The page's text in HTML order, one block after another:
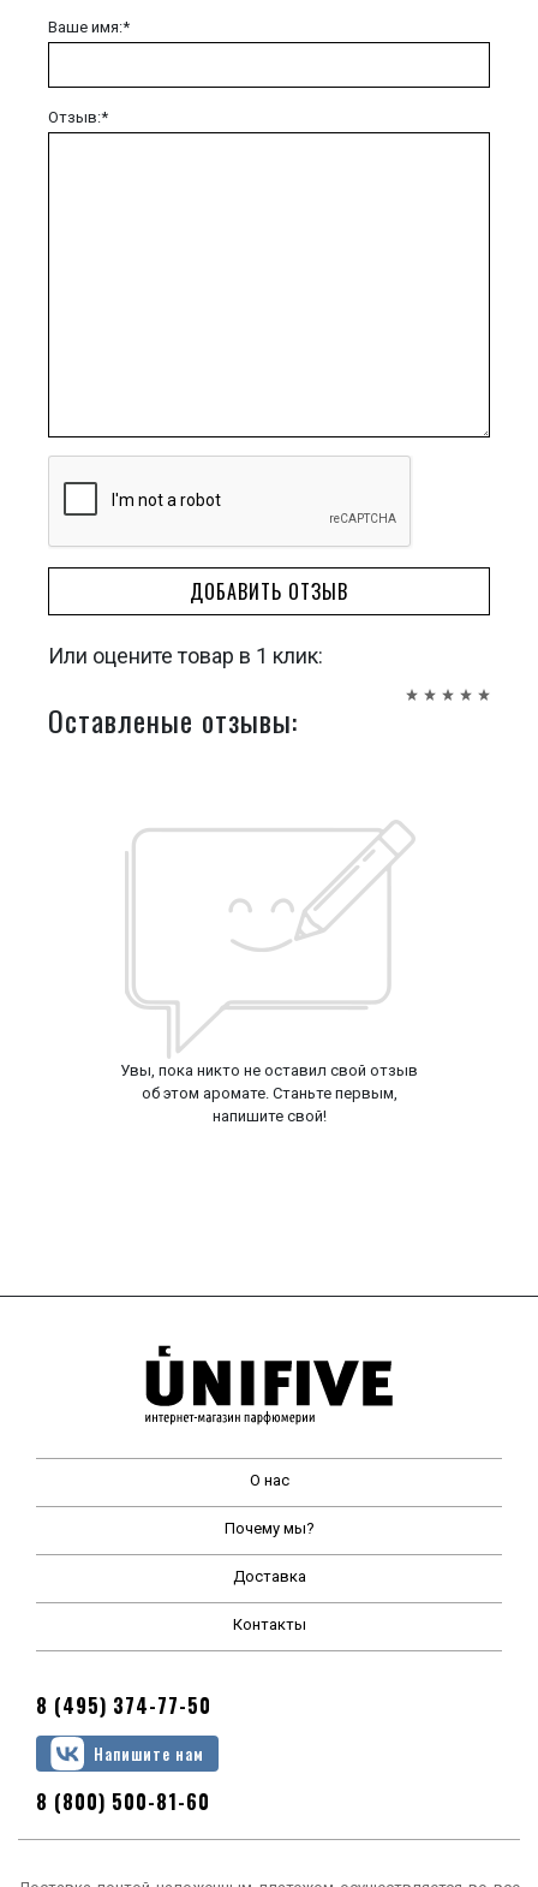
Ваше имя:*
Отзыв:*
ДОБАВИТЬ ОТЗЫВ
Или оцените товар в 1 клик:
Оставленые отзывы:
Увы, пока никто не оставил свой отзыв
об этом аромате. Станьте первым,
напишите свой!
О нас
Почему мы?
Доставка
Контакты
8 (495) 374-77-50
Напишите нам
8 (800) 500-81-60